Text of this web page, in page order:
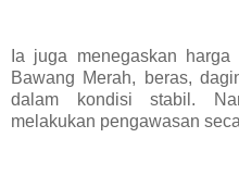
Ia juga menegaskan
Bawang Merah, beras,
dalam kondisi stabil.
melakukan pengawasan